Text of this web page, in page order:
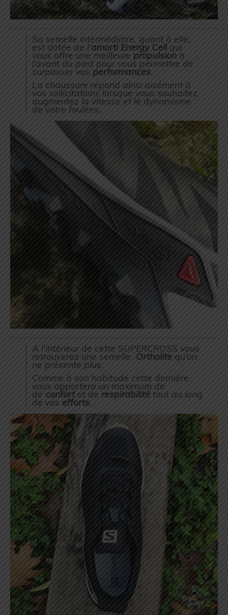
Sa semelle intermédiaire, quant à elle,
est dotée de l’amorti Energy Cell qui
vous offre une meilleure propulsion à
l’avant du pied pour vous permettre de
surpasser vos performances.
La chaussure répond ainsi aisément à
vos sollicitations lorsque vous souhaitez
augmentez la vitesse et le dynamisme
de votre foulées.
A l’intérieur de cette SUPERCROSS vous
retrouverez une semelle Ortholite qu’on
ne présente plus.
Comme à son habitude cette dernière
vous apportera un maximum de
de confortet de respirabilité tout au long
de vos efforts.